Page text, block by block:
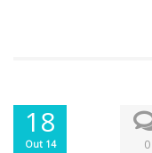
18
Out 14 0